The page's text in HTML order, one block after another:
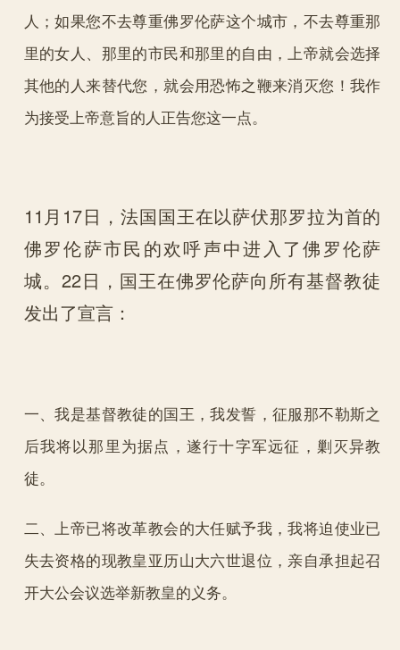
人；如果您不去尊重佛罗伦萨这个城市，不去尊重那
里的女人、那里的市民和那里的自由，上帝就会选择
其他的人来替代您，就会用恐怖之鞭来消灭您！我作
为接受上帝意旨的人正告您这一点。
11月17日，法国国王在以萨伏那罗拉为首的
佛罗伦萨市民的欢呼声中进入了佛罗伦萨
城。22日，国王在佛罗伦萨向所有基督教徒
发出了宣言：
一、我是基督教徒的国王，我发誓，征服那不勒斯之
后我将以那里为据点，遂行十字军远征，剿灭异教
徒。
二、上帝已将改革教会的大任赋予我，我将迫使业已
失去资格的现教皇亚历山大六世退位，亲自承担起召
开大公会议选举新教皇的义务。